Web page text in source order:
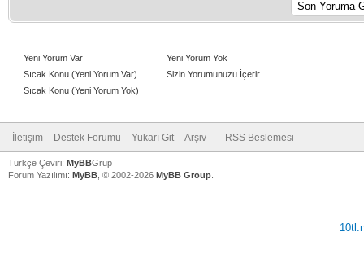
Yeni Yorum Var
Sıcak Konu (Yeni Yorum Var)
Sıcak Konu (Yeni Yorum Yok)
Yeni Yorum Yok
Sizin Yorumunuzu İçerir
İletişim Destek Forumu Yukarı Git Arşiv RSS Beslemesi
Türkçe Çeviri: MyBBGrup
Forum Yazılımı: MyBB , © 2002-2026 MyBB Group